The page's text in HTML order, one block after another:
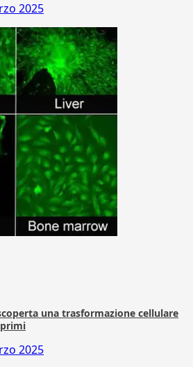
2025
una trasformazione cellulare
2025